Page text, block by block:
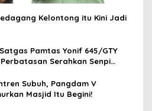
Kelontong itu Kini Jadi
Pamtas Yonif 645/GTY
Serahkan Senpi
Subuh, Pangdam V
Masjid Itu Begini!